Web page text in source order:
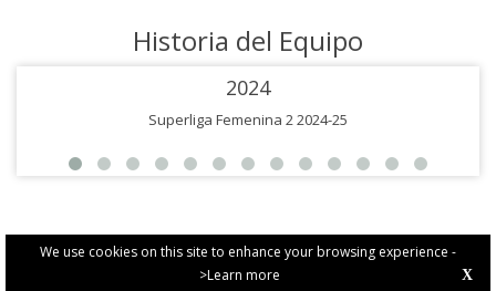
We use cookies on this site to enhance your browsing experience -
>Learn more
X
Historia del Equipo
2024
Superliga Femenina 2 2024-25